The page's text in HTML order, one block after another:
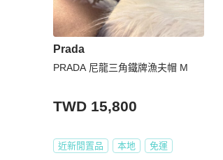
Prada
PRADA 尼龍三角鐵牌漁夫帽 M
TWD 15,800
近新閒置品 本地 免運